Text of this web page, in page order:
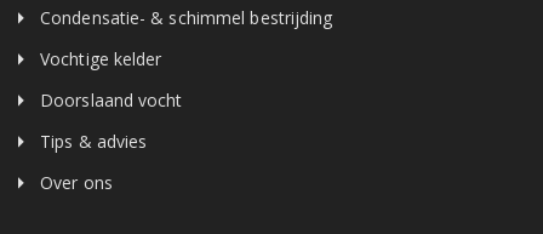
Condensatie- & schimmel bestrijding
Vochtige kelder
Doorslaand vocht
Tips & advies
Over ons